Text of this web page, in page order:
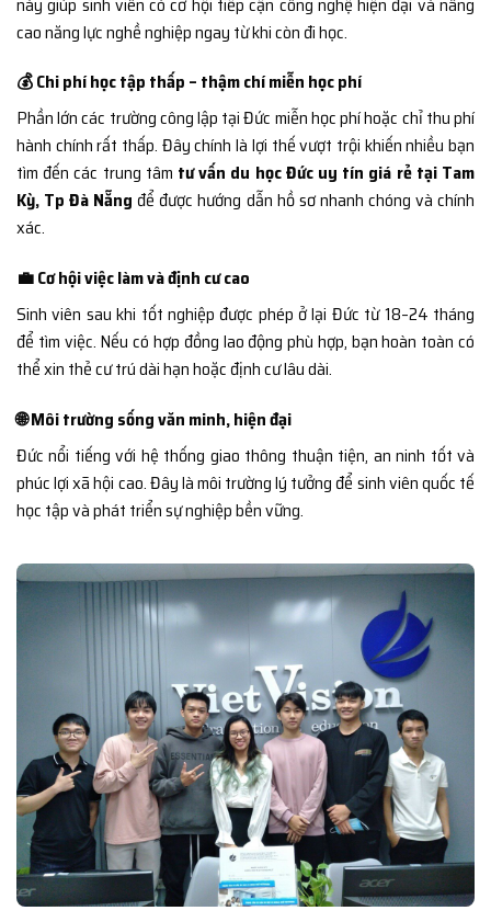
cao năng lực nghề nghiệp ngay từ khi còn đi học.
💰 Chi phí học tập thấp – thậm chí miễn học phí
Phần lớn các trường công lập tại Đức miễn học phí hoặc chỉ thu phí
hành chính rất thấp. Đây chính là lợi thế vượt trội khiến nhiều bạn
tìm đến các trung tâm tư vấn du học Đức uy tín giá rẻ tại Tam
Kỳ, Tp Đà Nẵng để được hướng dẫn hồ sơ nhanh chóng và chính
xác.
💼 Cơ hội việc làm và định cư cao
Sinh viên sau khi tốt nghiệp được phép ở lại Đức từ 18–24 tháng
để tìm việc. Nếu có hợp đồng lao động phù hợp, bạn hoàn toàn có
thể xin thẻ cư trú dài hạn hoặc định cư lâu dài.
🌐 Môi trường sống văn minh, hiện đại
Đức nổi tiếng với hệ thống giao thông thuận tiện, an ninh tốt và
phúc lợi xã hội cao. Đây là môi trường lý tưởng để sinh viên quốc tế
học tập và phát triển sự nghiệp bền vững.